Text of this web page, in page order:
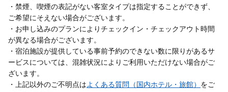
・禁煙、喫煙の表記がない客室タイプは指定することができず、
ご希望にそえない場合がございます。
・お申し込みのプランによりチェックイン・チェックアウト時間
が異なる場合がございます。
・宿泊施設が提供している事前予約のできない数に限りがあるサ
ービスについては、混雑状況によりご利用いただけない場合がご
ざいます。
・上記以外のご不明点はよくある質問（国内ホテル・旅館） をご